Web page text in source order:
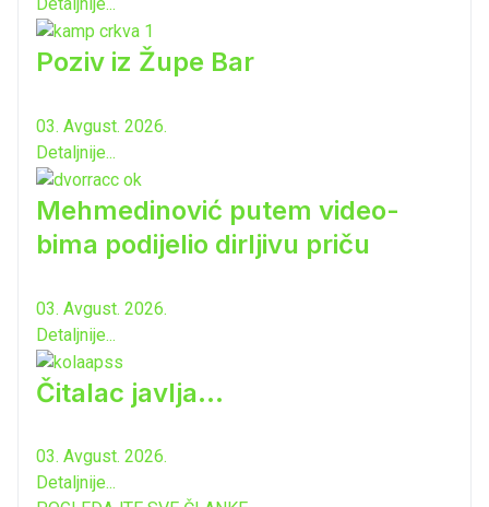
Detaljnije...
Poziv iz Župe Bar
03. Avgust. 2026.
Detaljnije...
Mehmedinović putem video-
bima podijelio dirljivu priču
03. Avgust. 2026.
Detaljnije...
Čitalac javlja...
03. Avgust. 2026.
Detaljnije...